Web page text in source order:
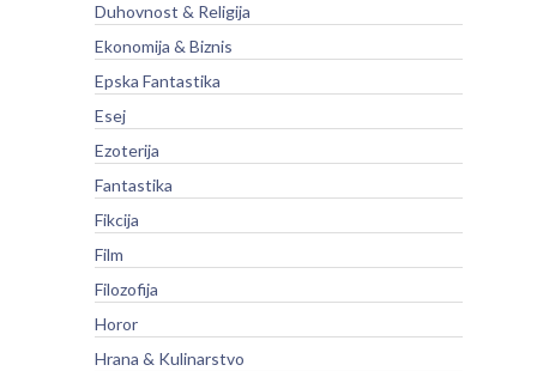
Duhovnost & Religija
Ekonomija & Biznis
Epska Fantastika
Esej
Ezoterija
Fantastika
Fikcija
Film
Filozofija
Horor
Hrana & Kulinarstvo